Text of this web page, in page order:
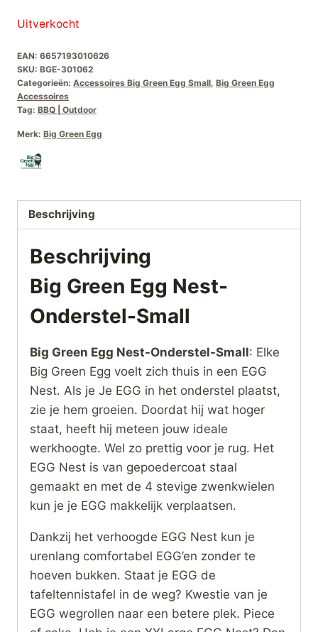
€232,00.
Uitverkocht
EAN: 6657193010626
SKU: BGE-301062
Categorieën: Accessoires Big Green Egg Small, Big Green Egg
Accessoires
Tag: BBQ | Outdoor
Merk: Big Green Egg
Beschrijving
Beschrijving
Big Green Egg Nest-
Onderstel-Small
Big Green Egg Nest-Onderstel-Small: Elke
Big Green Egg voelt zich thuis in een EGG
Nest. Als je Je EGG in het onderstel plaatst,
zie je hem groeien. Doordat hij wat hoger
staat, heeft hij meteen jouw ideale
werkhoogte. Wel zo prettig voor je rug. Het
EGG Nest is van gepoedercoat staal
gemaakt en met de 4 stevige zwenkwielen
kun je je EGG makkelijk verplaatsen.
Dankzij het verhoogde EGG Nest kun je
urenlang comfortabel EGG’en zonder te
hoeven bukken. Staat je EGG de
tafeltennistafel in de weg? Kwestie van je
EGG wegrollen naar een betere plek. Piece